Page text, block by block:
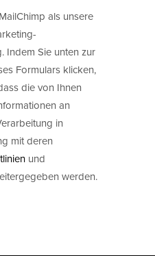
als unsere
Indem Sie unten zur
Formulars klicken,
die von Ihnen
an
in
mit deren
und
werden.